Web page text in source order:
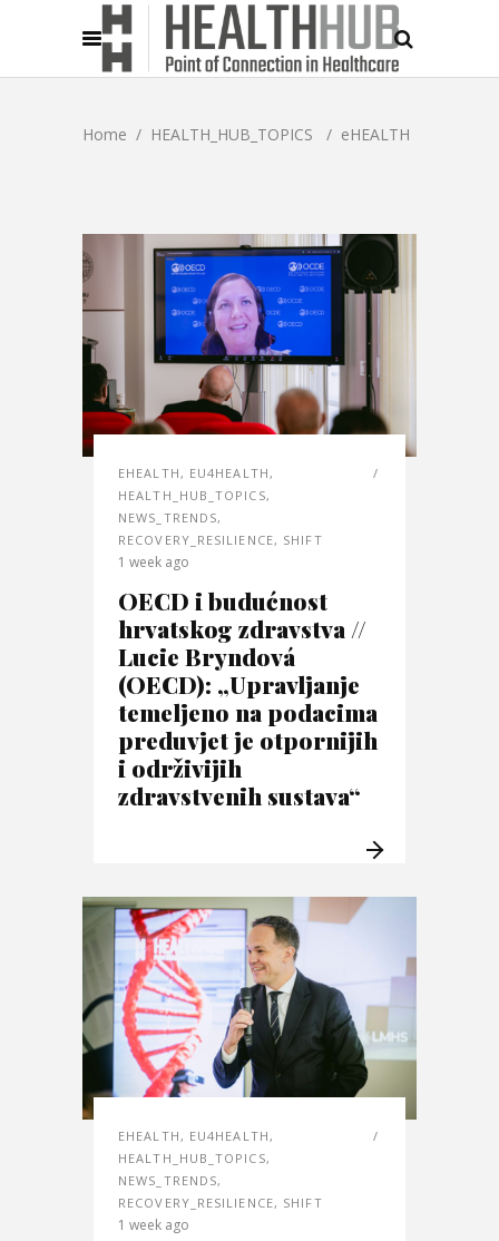
Home / HEALTH_HUB_TOPICS / eHEALTH
EHEALTH , EU4HEALTH ,
HEALTH_HUB_TOPICS,
NEWS_TRENDS,
RECOVERY_RESILIENCE, SHIFT
1 week ago
OECD i budućnost
hrvatskog zdravstva //
Lucie Bryndová
(OECD): „Upravljanje
temeljeno na podacima
preduvjet je otpornijih
i održivijih
zdravstvenih sustava“
EHEALTH, EU4HEALTH,
HEALTH_HUB_TOPICS,
NEWS_TRENDS,
RECOVERY_RESILIENCE, SHIFT
1 week ago